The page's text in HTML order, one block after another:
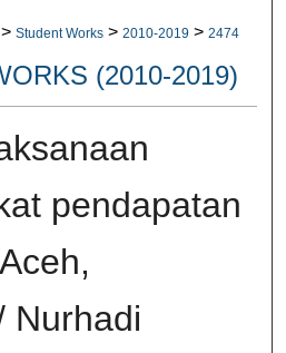
> Student Works > 2010-2019 > 2474
(2010-2019)
pendapatan
Nurhadi